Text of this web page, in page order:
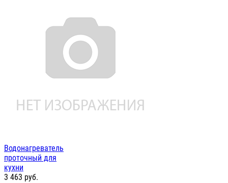
Водонагреватель
проточный для
кухни
3 463 руб.